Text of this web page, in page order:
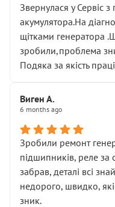
Звернулася у Сервіс
акумулятора.На
щітками генератора
зробили,проблема
Подяка за якість
Виген А.
6 months ago
Зробили ремонт
підшипників, реле за
забрав, деталі всі
недорого, швидко,
зник.